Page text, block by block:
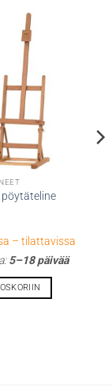
– tilattavissa
5–18 päivää